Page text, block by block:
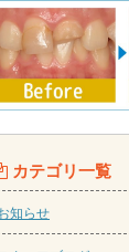
カテゴリ一覧
知らせ